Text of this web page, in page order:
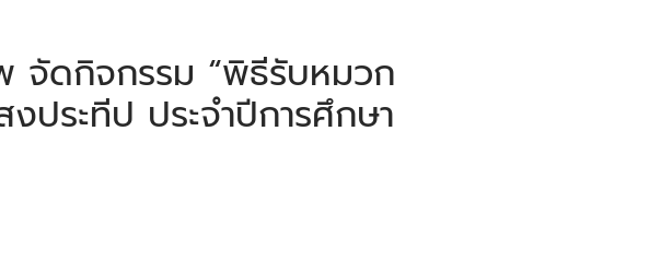
จัดกิจกรรม “พิธีรับหมวก
ประทีป ประจำปีการศึกษา